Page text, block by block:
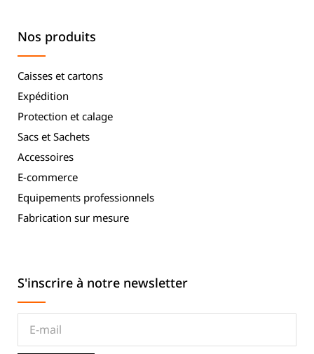
Nos produits
Caisses et cartons
Expédition
Protection et calage
Sacs et Sachets
Accessoires
E-commerce
Equipements professionnels
Fabrication sur mesure
S'inscrire à notre newsletter